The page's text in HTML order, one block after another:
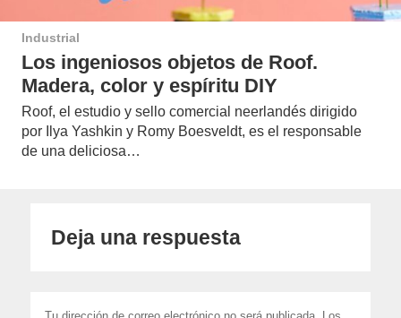
Industrial
Los ingeniosos objetos de Roof.
Madera, color y espíritu DIY
Roof, el estudio y sello comercial neerlandés dirigido
por Ilya Yashkin y Romy Boesveldt, es el responsable
de una deliciosa…
Deja una respuesta